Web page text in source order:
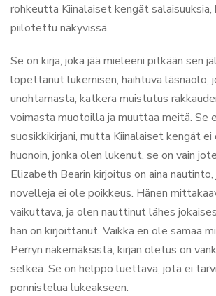
rohkeutta Kiinalaiset kengät salaisuuksia,
piilotettu näkyvissä.
Se on kirja, joka jää mieleeni pitkään sen
lopettanut lukemisen, haihtuva läsnäolo,
unohtamasta, katkera muistutus
voimasta muotoilla ja muuttaa meitä. Se
suosikkikirjani, mutta Kiinalaiset kengät ei
huonoin, jonka olen lukenut, se on vain
Elizabeth Bearin kirjoitus on aina
novelleja ei ole poikkeus. Hänen
vaikuttava, ja olen nauttinut lähes
hän on kirjoittanut. Vaikka en ole samaa
Perryn näkemäksistä, kirjan oletus on
selkeä. Se on helppo luettava, jota ei
ponnistelua lukeakseen.